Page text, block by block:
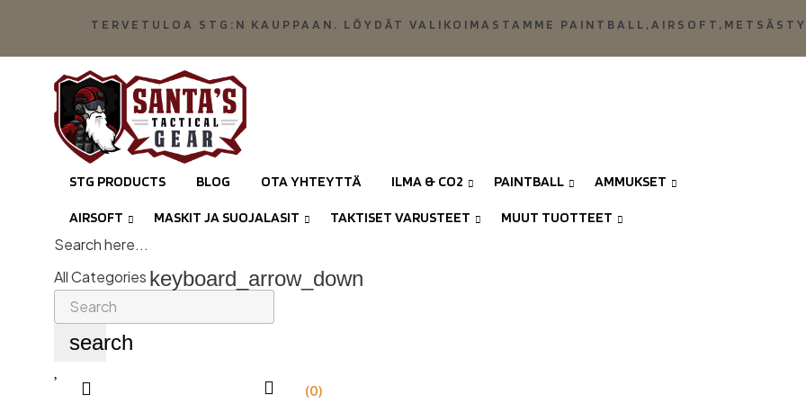
TERVETULOA STG:N KAUPPAAN. LÖYDÄT VALIKOIMASTAMME
STG PRODUCTS BLOG OTA YHTEYTTÄ ILMA & CO2 PAINTBALL AMMUKSET
AIRSOFT MASKIT JA SUOJALASIT TAKTISET VARUSTEET MUUT TUOTTEET
Search here...
All Categories keyboard_arrow_down
search
(0)